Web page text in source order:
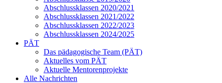
Abschlussklassen 2020/2021
Abschlussklassen 2021/2022
Abschlussklassen 2022/2023
Abschlussklassen 2024/2025
PÄT
Das pädagogische Team (PÄT)
Aktuelles vom PÄT
Aktuelle Mentorenprojekte
Alle Nachrichten